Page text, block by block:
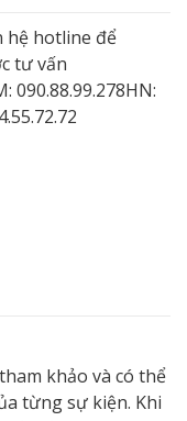
hệ hotline để
tư vấn
090.88.99.278HN:
khảo và có thể
từng sự kiện. Khi